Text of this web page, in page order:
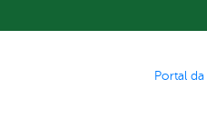
Portal